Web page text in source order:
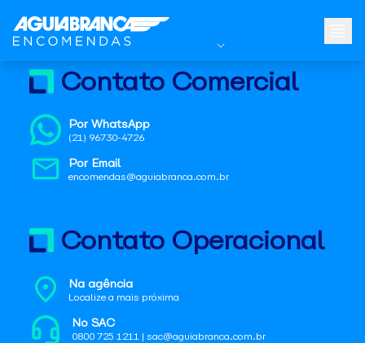
Contato Comercial
Por WhatsApp
(21) 96730-4726
Por Email
encomendas@aguiabranca.com.br
Contato Operacional
Na agência
Localize a mais próxima
No SAC
0800 725 1211 | sac@aguiabranca.com.br